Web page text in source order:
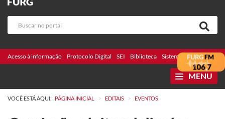
Acesso à informação Protocolo Digital SEI Biblioteca Sistemas Webmail
MENU
VOCÊ ESTÁ AQUI: PÁGINA INICIAL > EDITAIS > EVENTOS